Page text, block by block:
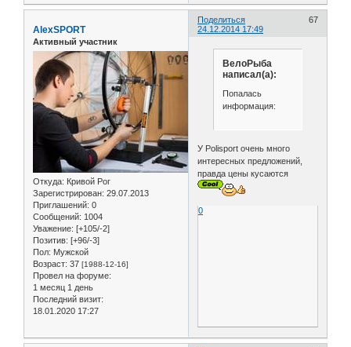
Поделиться
67
24.12.2014 17:49
AlexSPORT
Активный участник
Откуда: Кривой Рог
Зарегистрирован: 29.07.2013
Приглашений: 0
Сообщений: 1004
Уважение: [+105/-2]
Позитив: [+96/-3]
Пол: Мужской
Возраст: 37 [1988-12-16]
Провел на форуме:
1 месяц 1 день
Последний визит:
18.01.2020 17:27
ВелоРыба
написал(а):
Попалась
информация:
У Polisport очень много
интересных предложений,
правда цены кусаются
0